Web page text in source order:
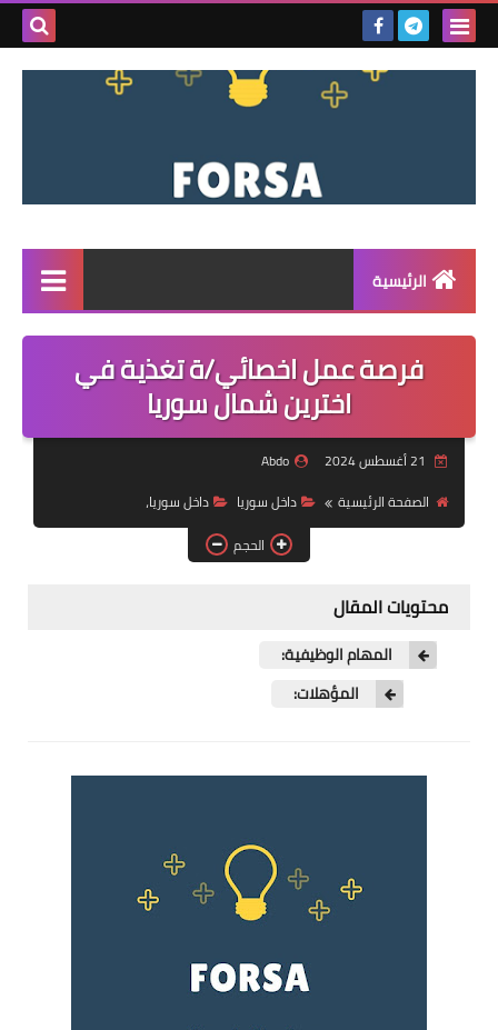
بحث
الرئيسية
القائمة
مناقصات
فرص عمل داخل سوريا
فرص عمل في العراق
فرص عمل في اليمن
فرصة عمل اخصائي/ة تغذية في
اخترين شمال سوريا
Abdo
الصفحة الرئيسية
داخل سوريا
داخل سوريا،
الحجم
محتويات المقال
المهام الوظيفية:
المؤهلات: